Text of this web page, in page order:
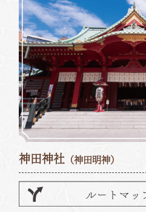
神田神社 （神田明神）